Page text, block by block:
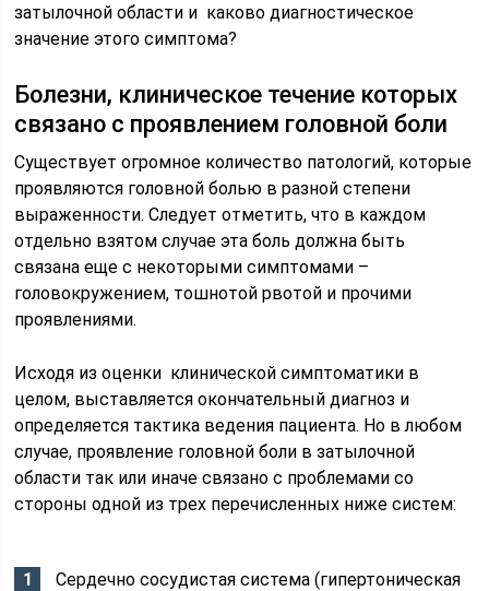
затылочной области и каково диагностическое
значение этого симптома?
Болезни, клиническое течение которых
связано с проявлением головной боли
Существует огромное количество патологий, которые
проявляются головной болью в разной степени
выраженности. Следует отметить, что в каждом
отдельно взятом случае эта боль должна быть
связана еще с некоторыми симптомами –
головокружением, тошнотой рвотой и прочими
проявлениями.
Исходя из оценки клинической симптоматики в
целом, выставляется окончательный диагноз и
определяется тактика ведения пациента. Но в любом
случае, проявление головной боли в затылочной
области так или иначе связано с проблемами со
стороны одной из трех перечисленных ниже систем:
Сердечно сосудистая система (гипертоническая